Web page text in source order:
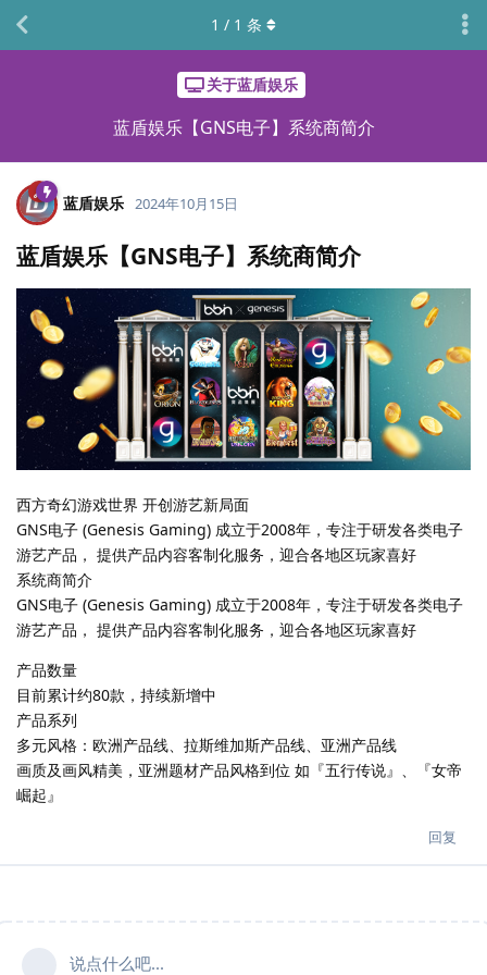
关于蓝盾娱乐
蓝盾娱乐【GNS电子】系统商简介
1 / 1 条
蓝盾娱乐 2024年10月15日
蓝盾娱乐【GNS电子】系统商简介
西方奇幻游戏世界 开创游艺新局面
GNS电子 (Genesis Gaming) 成立于2008年，专注于研发各类电子
游艺产品， 提供产品内容客制化服务，迎合各地区玩家喜好
系统商简介
GNS电子 (Genesis Gaming) 成立于2008年，专注于研发各类电子
游艺产品， 提供产品内容客制化服务，迎合各地区玩家喜好
产品数量
目前累计约80款，持续新增中
产品系列
多元风格：欧洲产品线、拉斯维加斯产品线、亚洲产品线
画质及画风精美，亚洲题材产品风格到位 如『五行传说』、『女帝
崛起』
回复
说点什么吧...